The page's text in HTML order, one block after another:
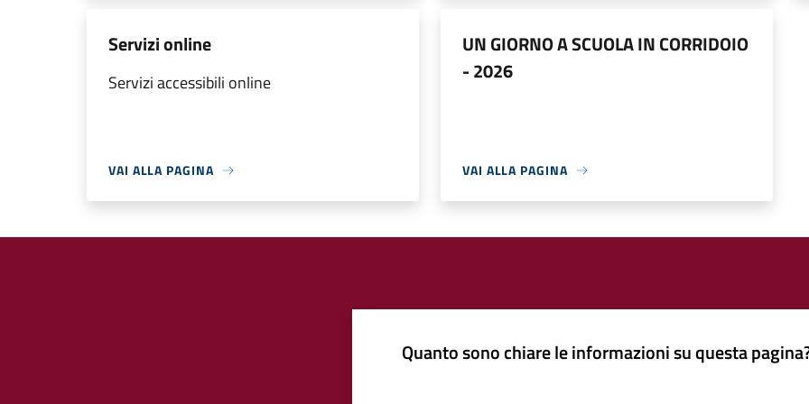
Servizi online
Servizi accessibili online
VAI ALLA PAGINA
UN GIORNO A SCUOLA IN CORRIDOIO
- 2026
VAI ALLA PAGINA
Quanto sono chiare le informazioni su questa